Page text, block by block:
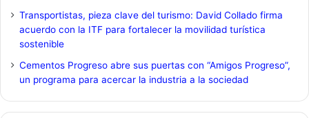
Transportistas, pieza clave del turismo: David Collado firma
acuerdo con la ITF para fortalecer la movilidad turística
sostenible
Cementos Progreso abre sus puertas con “Amigos Progreso”,
un programa para acercar la industria a la sociedad